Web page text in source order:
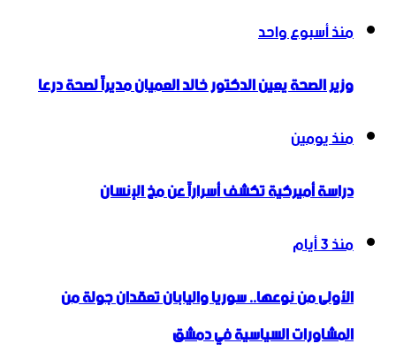
منذ أسبوع واحد
وزير الصحة يعين الدكتور خالد العميان مديراً لصحة درعا
منذ يومين
دراسة أميركية تكشف أسراراً عن مخ الإنسان
منذ 3 أيام
الأولى من نوعها.. سوريا واليابان تعقدان جولة من
المشاورات السياسية في دمشق